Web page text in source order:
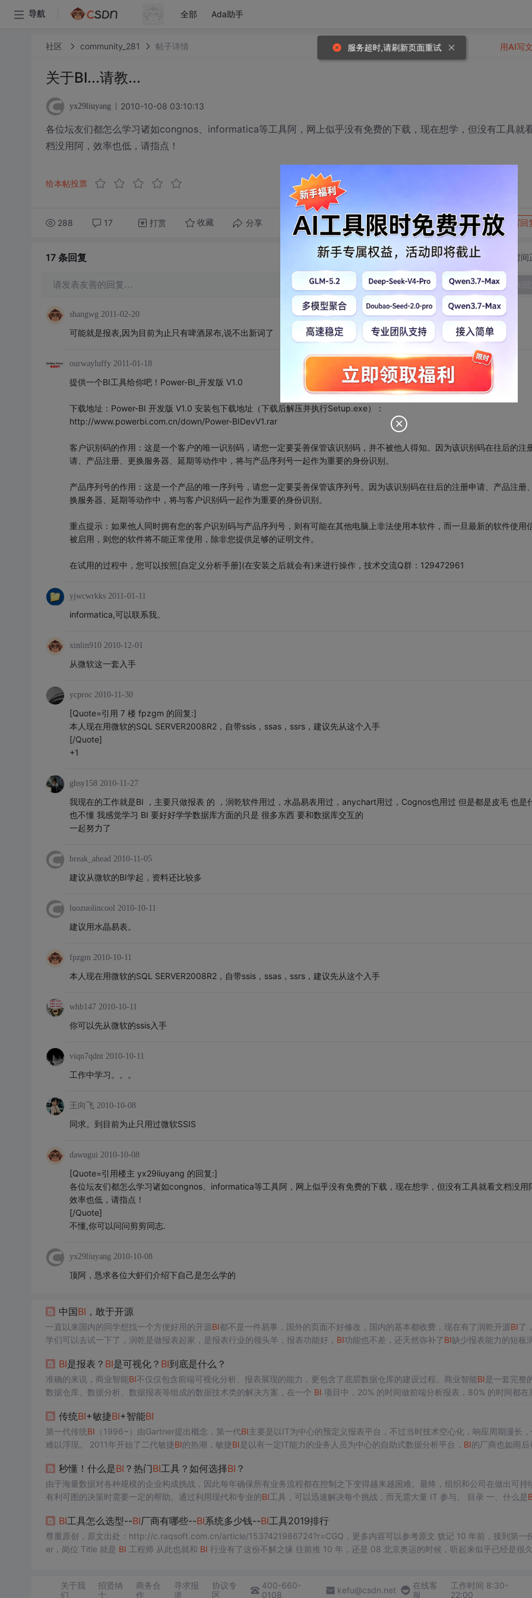
导航 全部 Ada助手
社区 community_281 帖子详情
关于BI...请教...
yx29liuyang 2010-10-08 03:10:13
各位坛友们都怎么学习诸如congnos、informatica等工具阿，网上似乎没有免费的下载，现在想学，但没有工具就
档没用阿，效率也低，请指点！
给本帖投票
288 17 打赏 收藏 分享 转发到动态 举报 写回
用AI写
17 条回复 切换为时间
请发表友善的回复… 发表回
shangwg 2011-02-20
可能就是报表,因为目前为止只有啤酒尿布,说不出新词了
ourwayluffy 2011-01-18
提供一个BI工具给你吧！Power-BI_开发版 V1.0
下载地址：Power-BI 开发版 V1.0 安装包下载地址（下载后解压并执行Setup.exe）：
http://www.powerbi.com.cn/down/Power-BIDevV1.rar
客户识别码的作用：这是一个客户的唯一识别码，请您一定要妥善保管该识别码，并不被他人得知。因为该识别码在往后的注
请、产品注册、更换服务器、延期等动作中，将与产品序列号一起作为重要的身份识别。
产品序列号的作用：这是一个产品的唯一序列号，请您一定要妥善保管该序列号。因为该识别码在往后的注册申请、产品注册
换服务器、延期等动作中，将与客户识别码一起作为重要的身份识别。
重点提示：如果他人同时拥有您的客户识别码与产品序列号，则有可能在其他电脑上非法使用本软件，而一旦最新的软件使用
被启用，则您的软件将不能正常使用，除非您提供足够的证明文件。
在试用的过程中，您可以按照[自定义分析手册](在安装之后就会有)来进行操作，技术交流Q群：129472961
yjwcwrkks 2011-01-11
informatica,可以联系我。
xinlin910 2010-12-01
从微软这一套入手
ycproc 2010-11-30
[Quote=引用 7 楼 fpzgm 的回复:]
本人现在用微软的SQL SERVER2008R2，自带ssis，ssas，ssrs，建议先从这个入手
[/Quote]
+1
ghsy158 2010-11-27
我现在的工作就是BI ，主要只做报表 的 ，润乾软件用过，水晶易表用过，anychart用过，Cognos也用过 但是都是皮毛 也是
也不懂 我感觉学习 BI 要好好学学数据库方面的只是 很多东西 要和数据库交互的
一起努力了
break_ahead 2010-11-05
建议从微软的BI学起，资料还比较多
luozuolincool 2010-10-11
建议用水晶易表。
fpzgm 2010-10-11
本人现在用微软的SQL SERVER2008R2，自带ssis，ssas，ssrs，建议先从这个入手
whb147 2010-10-11
你可以先从微软的ssis入手
viqn7qdnt 2010-10-11
工作中学习。。。
王向飞 2010-10-08
同求。到目前为止只用过微软SSIS
dawugui 2010-10-08
[Quote=引用楼主 yx29liuyang 的回复:]
各位坛友们都怎么学习诸如congnos、informatica等工具阿，网上似乎没有免费的下载，现在想学，但没有工具就看文档没用
效率也低，请指点！
[/Quote]
不懂,你可以问问剪剪同志.
yx29liuyang 2010-10-08
顶阿，恳求各位大虾们介绍下自己是怎么学的
中国BI ，敢于开源
一直以来国内的同学想找一个方便好用的开源BI都不是一件易事，国外的页面不好修改，国内的基本都收费，现在有了润乾开源BI了
学们可以去试一下了，润乾是做报表起家，是报表行业的领头羊，报表功能好， BI功能也不差，还天然弥补了BI缺少报表能力的短板
I模块了。
BI是报表？ BI是可视化？ BI到底是什么？
准确的来说，商业智能BI不仅仅包含前端可视化分析、报表展现的能力，更包含了底层数据仓库的建设过程。商业智能BI是一套完整
数据仓库、数据分析、数据报表等组成的数据技术类的解决方案，在一个 BI 项目中，20% 的时间做前端分析报表，80% 的时间都在
的商业智能BI有很大的不同，所以单纯的上一个商业智能
传统BI+敏捷BI+智能BI
第一代传统BI （1996~）由Gartner提出概念，第一代BI主要是以IT为中心的预定义报表平台，不过当时技术空心化，响应周期漫长
难以浮现。 2011年开始了二代敏捷BI的热潮，敏捷BI是以有一定IT能力的业务人员为中心的自助式数据分析平台， BI的厂商也如雨后
年前后，三代智能BI兴起，即AI+BI，以纯业务人员为...
秒懂！什么是BI ？热门BI工具？如何选择BI ？
由于海量数据对各种规模的企业构成挑战，因此每年确保所有业务流程都在控制之下变得越来越困难。最终，组织和公司在做出可持
有利可图的决策时需要一定的帮助。通过利用现代和专业的BI 工具，可以迅速解决每个挑战，而无需大量 IT 参与。 目录 一、什么是
BI工具怎么选型--BI厂商有哪些--BI系统多少钱--BI工具2019排行
尊重原创，原文出处：http://c.raqsoft.com.cn/article/1537421986724?r=CGQ，更多内容可以参考原文 犹记 10 年前，接到第一份 off
er，岗位 Title 就是 BI 工程师 从此也就和 BI 行业有了这份不解之缘 往前推 10 年，还是 08 北京奥运的时候，听起来似乎已经是很久远的
关于我
们
招贤纳
士
商务合
作
寻求报
道
协议专
区
400-660-
0108
kefu@csdn.net
在线客
服
工作时间 8:30-
22:00
服务超时,请刷新页面重试